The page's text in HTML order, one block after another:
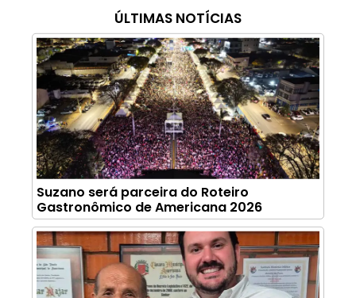
ÚLTIMAS NOTÍCIAS
Suzano será parceira do Roteiro
Gastronômico de Americana 2026